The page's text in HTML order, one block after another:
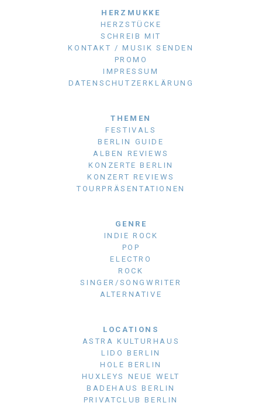
HERZMUKKE
HERZSTÜCKE
SCHREIB MIT
KONTAKT / MUSIK SENDEN
PROMO
IMPRESSUM
DATENSCHUTZERKLÄRUNG
THEMEN
FESTIVALS
BERLIN GUIDE
ALBEN REVIEWS
KONZERTE BERLIN
KONZERT REVIEWS
TOURPRÄSENTATIONEN
GENRE
INDIE ROCK
POP
ELECTRO
ROCK
SINGER/SONGWRITER
ALTERNATIVE
LOCATIONS
ASTRA KULTURHAUS
LIDO BERLIN
HOLE BERLIN
HUXLEYS NEUE WELT
BADEHAUS BERLIN
PRIVATCLUB BERLIN